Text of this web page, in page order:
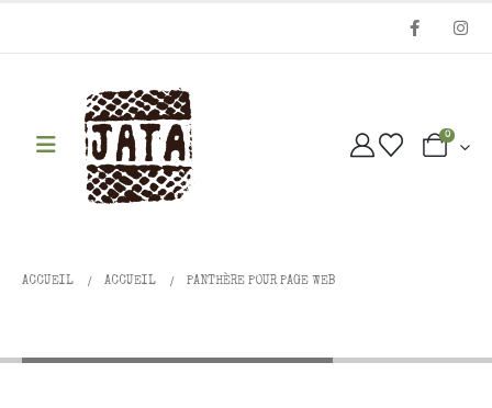
0
ACCUEIL ACCUEIL PANTHÈRE POUR PAGE WEB